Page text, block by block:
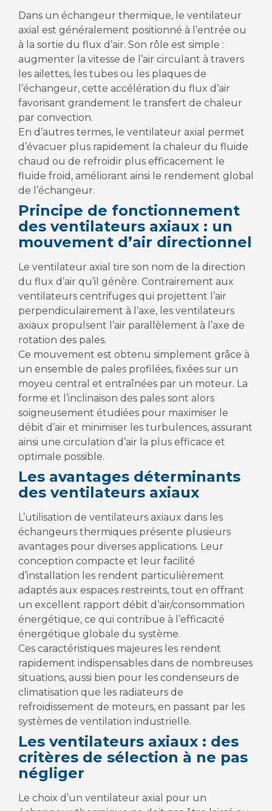
Dans un échangeur thermique, le ventilateur
axial est généralement positionné à l’entrée ou
à la sortie du flux d’air. Son rôle est simple :
augmenter la vitesse de l’air circulant à travers
les ailettes, les tubes ou les plaques de
l’échangeur, cette accélération du flux d’air
favorisant grandement le transfert de chaleur
par convection.
En d’autres termes, le ventilateur axial permet
d’évacuer plus rapidement la chaleur du fluide
chaud ou de refroidir plus efficacement le
fluide froid, améliorant ainsi le rendement global
de l’échangeur.
Principe de fonctionnement
des ventilateurs axiaux : un
mouvement d’air directionnel
Le ventilateur axial tire son nom de la direction
du flux d’air qu’il génère. Contrairement aux
ventilateurs centrifuges qui projettent l’air
perpendiculairement à l’axe, les ventilateurs
axiaux propulsent l’air parallèlement à l’axe de
rotation des pales.
Ce mouvement est obtenu simplement grâce à
un ensemble de pales profilées, fixées sur un
moyeu central et entraînées par un moteur. La
forme et l’inclinaison des pales sont alors
soigneusement étudiées pour maximiser le
débit d’air et minimiser les turbulences, assurant
ainsi une circulation d’air la plus efficace et
optimale possible.
Les avantages déterminants
des ventilateurs axiaux
L’utilisation de ventilateurs axiaux dans les
échangeurs thermiques présente plusieurs
avantages pour diverses applications. Leur
conception compacte et leur facilité
d’installation les rendent particulièrement
adaptés aux espaces restreints, tout en offrant
un excellent rapport débit d’air/consommation
énergétique, ce qui contribue à l’efficacité
énergétique globale du système.
Ces caractéristiques majeures les rendent
rapidement indispensables dans de nombreuses
situations, aussi bien pour les condenseurs de
climatisation que les radiateurs de
refroidissement de moteurs, en passant par les
systèmes de ventilation industrielle.
Les ventilateurs axiaux : des
critères de sélection à ne pas
négliger
Le choix d’un ventilateur axial pour un